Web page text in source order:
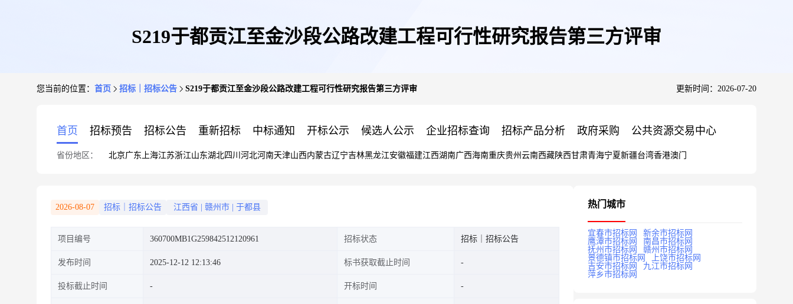
S219于都贡江至金沙段公路改建工程可行性研究报告第三方评审
您当前的位置： 首页 招标｜招标公告 S219于都贡江至金沙段公路改建工程可行性研究报告第三方评审 更新时间：2026-07-20
首页 招标预告 招标公告 重新招标 中标通知 开标公示 候选人公示 企业招标查询 招标产品分析 政府采购 公共资源交易中心
省份地区： 北京广东 上海江苏浙江山东湖北四川 河北河南天津山西内蒙古辽宁吉林黑龙江安徽福建江西湖南广西海南重庆贵州 云南西藏陕西甘肃青海宁夏新疆台湾香港澳门
2026-08-07 招标｜招标公告 江西省 赣州市 于都县
项目编号 360700MB1G259842512120961 招标状态 招标｜招标公告
发布时间 2025-12-12 12:13:46 标书获取截止时间
投标截止时间 开标时间
热门城市
宜春市招标网
新余市招标网
鹰潭市招标网
南昌市招标网
抚州市招标网
赣州市招标网
景德镇市招标网
上饶市招标网
吉安市招标网
九江市招标网
萍乡市招标网